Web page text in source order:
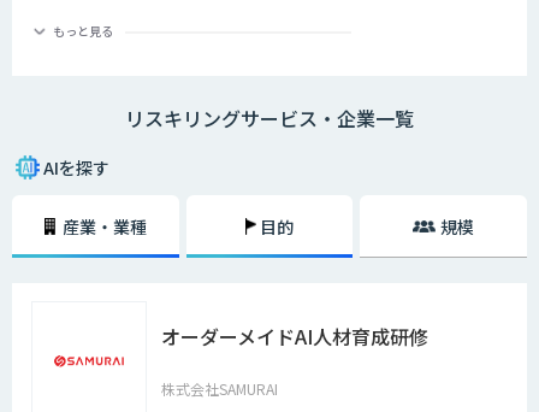
ど、仕事の進め方が大幅に変わるであろう職業につくためのスキル習得や
発を示す概念として提唱したことから、注目されるようになりました。
リスキリングが必要な理由は、デジタル技術によって「新しい職業が誕生
する（今の職業が衰退する）」「業務のやり方が大きく変わる」という課
すでに日本企業の一部は、全社員にDX基礎教育を実施、文系社員を対象
にAI研修を実施などの施策を実施しています。リスキリングによって、デ
ジタル技術の力を使いながら価値を創造するスキルやマインドが再開発さ
もっと見る
リスキリングサービス・企業一覧
AIを探す
産業・業種 目的 規模
オーダーメイドAI人材育成研修
株式会社SAMURAI